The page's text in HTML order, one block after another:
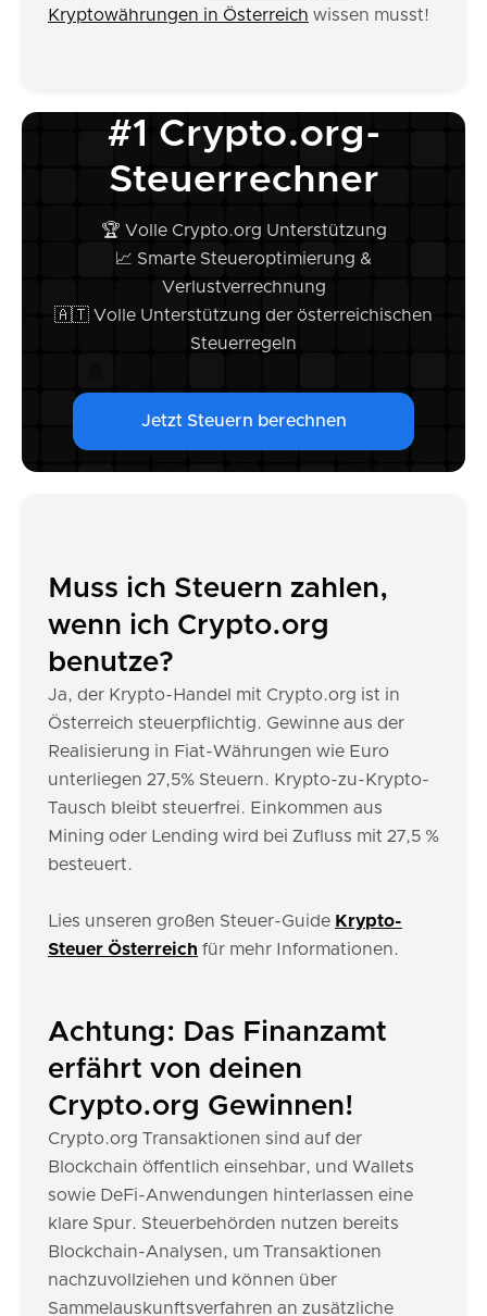
Kryptowährungen in Österreich wissen musst!
#1 Crypto.org-
Steuerrechner
🏆 Volle Crypto.org Unterstützung
📈 Smarte Steueroptimierung &
Verlustverrechnung
🇦🇹 Volle Unterstützung der österreichischen
Steuerregeln
Jetzt Steuern berechnen
Muss ich Steuern zahlen,
wenn ich Crypto.org
benutze?
Ja, der Krypto-Handel mit Crypto.org ist in
Österreich steuerpflichtig. Gewinne aus der
Realisierung in Fiat-Währungen wie Euro
unterliegen 27,5% Steuern. Krypto-zu-Krypto-
Tausch bleibt steuerfrei. Einkommen aus
Mining oder Lending wird bei Zufluss mit 27,5 %
besteuert.
Lies unseren großen Steuer-Guide Krypto-
Steuer Österreich für mehr Informationen.
Achtung: Das Finanzamt
erfährt von deinen
Crypto.org Gewinnen!
Crypto.org Transaktionen sind auf der
Blockchain öffentlich einsehbar, und Wallets
sowie DeFi-Anwendungen hinterlassen eine
klare Spur. Steuerbehörden nutzen bereits
Blockchain-Analysen, um Transaktionen
nachzuvollziehen und können über
Sammelauskunftsverfahren an zusätzliche